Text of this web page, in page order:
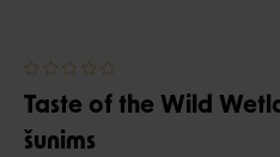
Taste of the Wild
šunims